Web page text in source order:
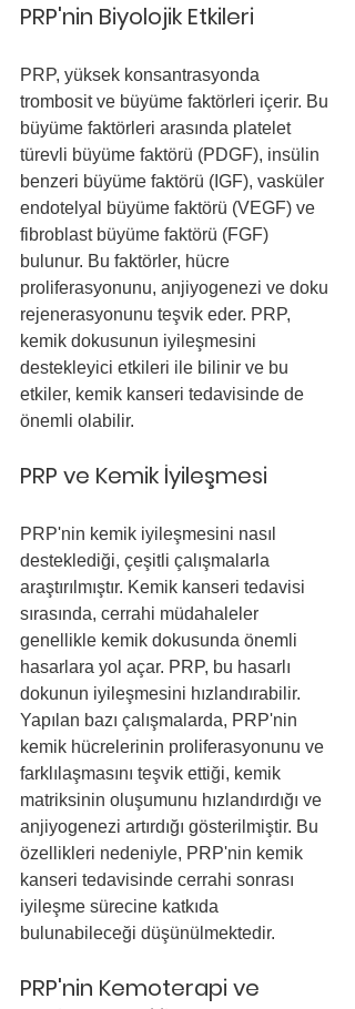
PRP'nin Biyolojik Etkileri
PRP, yüksek konsantrasyonda
trombosit ve büyüme faktörleri içerir. Bu
büyüme faktörleri arasında platelet
türevli büyüme faktörü (PDGF), insülin
benzeri büyüme faktörü (IGF), vasküler
endotelyal büyüme faktörü (VEGF) ve
fibroblast büyüme faktörü (FGF)
bulunur. Bu faktörler, hücre
proliferasyonunu, anjiyogenezi ve doku
rejenerasyonunu teşvik eder. PRP,
kemik dokusunun iyileşmesini
destekleyici etkileri ile bilinir ve bu
etkiler, kemik kanseri tedavisinde de
önemli olabilir.
PRP ve Kemik İyileşmesi
PRP'nin kemik iyileşmesini nasıl
desteklediği, çeşitli çalışmalarla
araştırılmıştır. Kemik kanseri tedavisi
sırasında, cerrahi müdahaleler
genellikle kemik dokusunda önemli
hasarlara yol açar. PRP, bu hasarlı
dokunun iyileşmesini hızlandırabilir.
Yapılan bazı çalışmalarda, PRP'nin
kemik hücrelerinin proliferasyonunu ve
farklılaşmasını teşvik ettiği, kemik
matriksinin oluşumunu hızlandırdığı ve
anjiyogenezi artırdığı gösterilmiştir. Bu
özellikleri nedeniyle, PRP'nin kemik
kanseri tedavisinde cerrahi sonrası
iyileşme sürecine katkıda
bulunabileceği düşünülmektedir.
PRP'nin Kemoterapi ve